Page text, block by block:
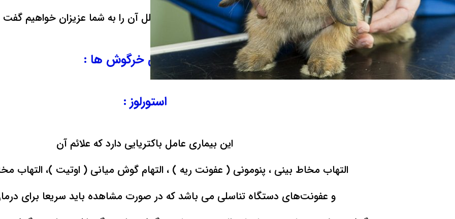
در این مقاله تمامی توضیحات و علل آن را به شما عزیزان خواهیم گفت
بیماری های خرگوش ها :
استورلوز :
این بیماری عامل باکتریایی دارد که علائم آن
التهاب مخاط بینی ، پنومونی ( عفونت ریه ) ، التهام گوش میانی ( اوتیت )، التهاب
و عفونت‌های دستگاه تناسلی می باشد که در صورت مشاهده باید سریعا برای